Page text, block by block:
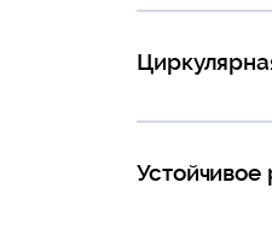
Устойчивое